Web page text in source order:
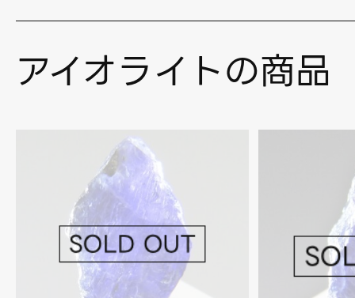
アイオライトの商品